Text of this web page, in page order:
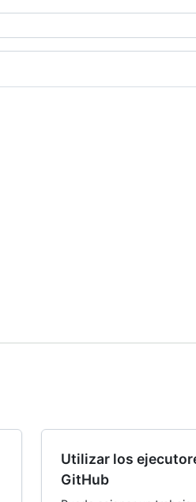
Utilizar los
GitHub